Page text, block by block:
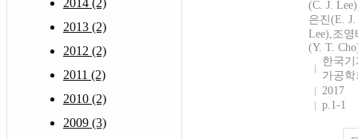
2014 (2)
2013 (2)
2012 (2)
2011 (2)
2010 (2)
2009 (3)
(C. J.
은진(E. J.
Lee),조영
(Y. T.
한국기
가공학
2017
p.1-1